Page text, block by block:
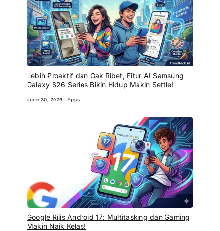
Lebih Proaktif dan Gak Ribet, Fitur AI Samsung
Galaxy S26 Series Bikin Hidup Makin Settle!
June 30, 2026 Apps
Google Rilis Android 17: Multitasking dan Gaming
Makin Naik Kelas!